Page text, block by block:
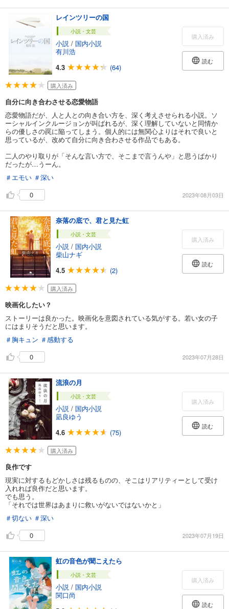
レインツリーの国
小説・文芸
小説 / 国内小説
有川浩
4.3
(64)
購入済み
読む
購入済み
自分に向き合わさせる恋愛物語
恋愛物語だが、人と人との向き合い方を、深く考えさせられる小説。ソ
ーシャルインクルージョンが叫ばれるが、深く理解していないと同情か
らの優しさの罠に陥ってしまう。個人的には無関心よりはそれで良いと
思っているが、改めて自分に向き合わさせる作品でもある。
二人のやり取りが「そんな言い方で、そこまで言うんや」と思うばかり
だったが…うーん。
＃エモい ＃深い
0
2023年08月03日
奈落の底で、君と見た虹
小説・文芸
小説 / 国内小説
柴山ナギ
4.5
(2)
購入済み
読む
購入済み
映画化したい？
ストーリーは良かった。映画化を意図されている気がする。若い女の子
にはまりそうだと思います。
＃胸キュン ＃感動する
0
2023年07月28日
流浪の月
小説・文芸
小説 / 国内小説
凪良ゆう
4.6
(75)
購入済み
読む
購入済み
良作です
現実に対するもどかしさは残るものの、そこはリアリティーとして受け
入れれば良作だと思います。
でも思う。
「それでは世界はあまりに救いがないではないかと」
＃切ない ＃深い
0
2023年07月19日
虹の音色が聞こえたら
小説・文芸
小説 / 国内小説
関口尚
購入済み
読む